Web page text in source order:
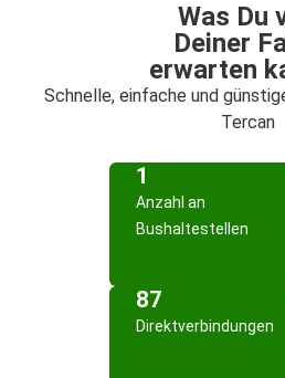
Was Du
Deiner
erwarten
Schnelle, einfache und
Tercan
1
Anzahl an
Bushaltestellen
87
Direktverbindungen